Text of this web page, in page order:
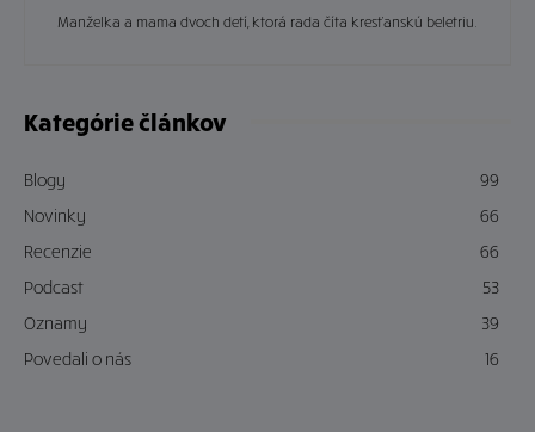
Manželka a mama dvoch detí, ktorá rada číta kresťanskú beletriu.
Kategórie článkov
Blogy
99
Novinky
66
Recenzie
66
Podcast
53
Oznamy
39
Povedali o nás
16